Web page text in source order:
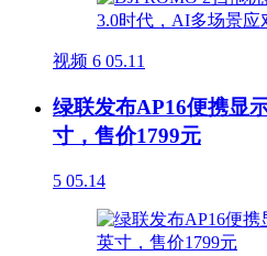
视频 6 05.11
绿联发布AP16便携显
寸，售价1799元
5 05.14